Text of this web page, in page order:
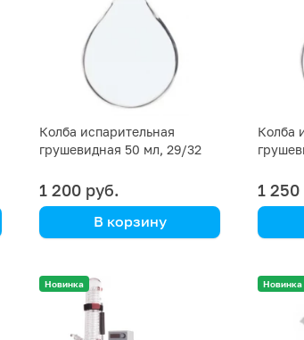
Колба испарительная
грушевидная 50 мл, 29/32
1 200 руб.
В корзину
Колба
1
Новинка Новинка